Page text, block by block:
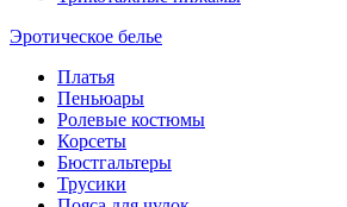
Эротическое белье
Платья
Пеньюары
Ролевые костюмы
Корсеты
Бюстгальтеры
Трусики